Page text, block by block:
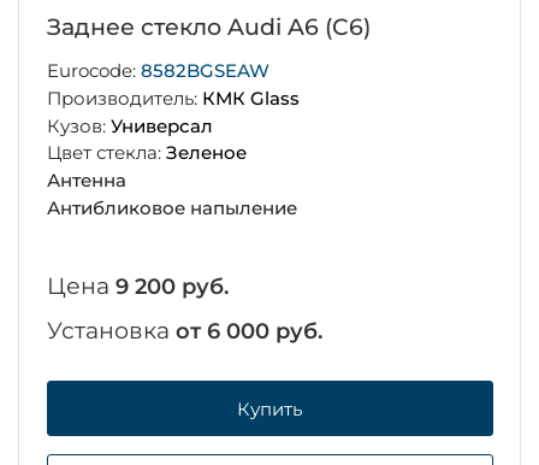
Заднее стекло Audi A6 (C6)
Eurocode: 8582BGSEAW
Производитель: КМК Glass
Кузов: Универсал
Цвет стекла: Зеленое
Антенна
Антибликовое напыление
Цена 9 200 руб.
Установка от 6 000 руб.
Купить